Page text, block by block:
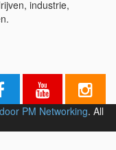
industrie,
PM Networking. All